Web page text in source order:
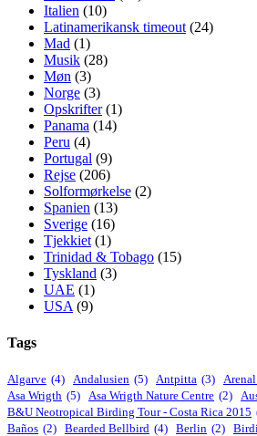
Italien (10)
Latinamerikansk timeout (24)
Mad (1)
Musik (28)
Møn (3)
Norge (3)
Opskrifter(1)
Panama (14)
Peru (4)
Portugal (9)
Rejse (206)
Solformørkelse (2)
Spanien (13)
Sverige (16)
Tjekkiet (1)
Trinidad & Tobago (15)
Tyskland (3)
UAE (1)
USA (9)
Tags
Algarve (4) Andalusien (5) Antpitta (3)
Asa Wrigth (5) Asa Wrigth Nature Centre (2)
B&U Neotropical Birding Tour - Costa Rica 2015
Baños (2) Bearded Bellbird (4) Berlin (2)